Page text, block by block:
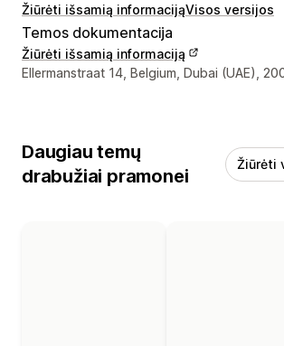
Žiūrėti išsamią informacijąVisos versijos
Temos dokumentacija
Žiūrėti išsamią informaciją
Kūrėjo kontaktiniai duomenys
Ellermanstraat 14, Belgium, Dubai (UAE),
Daugiau temų
drabužiai pramonei
Žiūrėti